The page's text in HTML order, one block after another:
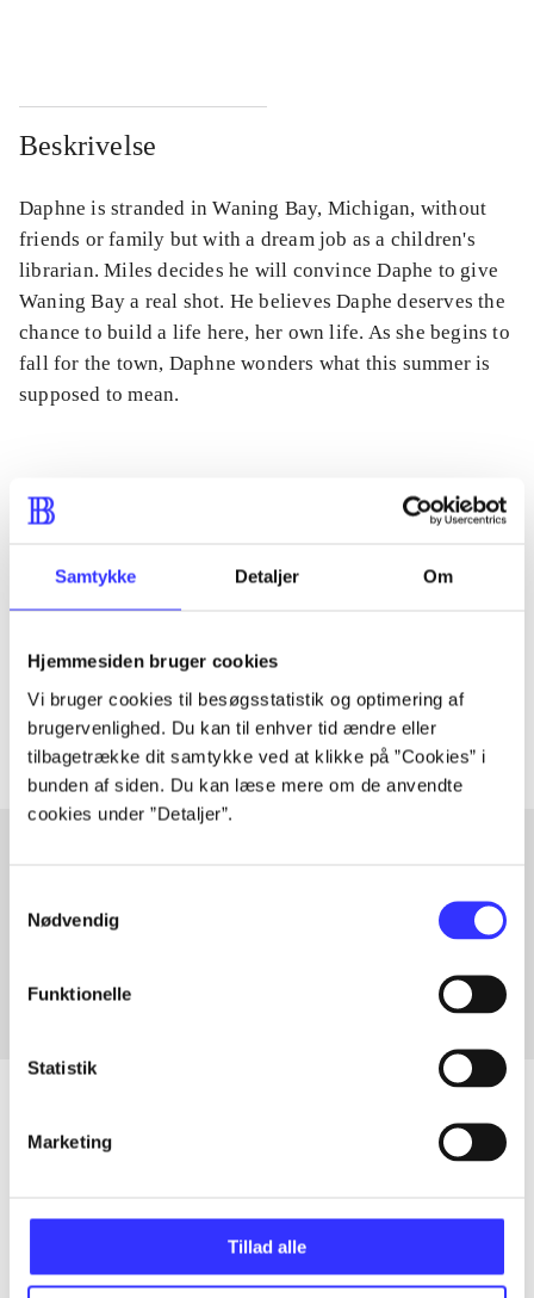
Samtykke Detaljer Om
Hjemmesiden bruger cookies
Vi bruger cookies til besøgsstatistik og optimering af
brugervenlighed. Du kan til enhver tid ændre eller
tilbagetrække dit samtykke ved at klikke på ”Cookies” i
bunden af siden. Du kan læse mere om de anvendte
cookies under ”Detaljer”.
Nødvendig
Funktionelle
Statistik
Marketing
Tillad alle
Beskrivelse
Daphne is stranded in Waning Bay, Michigan, without
friends or family but with a dream job as a children's
librarian. Miles decides he will convince Daphe to give
Waning Bay a real shot. He believes Daphe deserves the
chance to build a life here, her own life. As she begins to
fall for the town, Daphne wonders what this summer is
supposed to mean.
Tidsskrift
Tidsskrift
Artiklerne ihandler ofte om
...